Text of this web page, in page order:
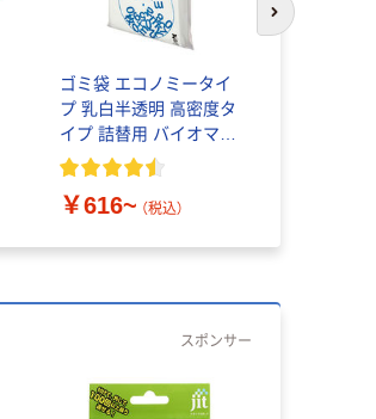
ゴミ袋 エコノミータイ
プ 乳白半透明 高密度タ
イプ 詰替用 バイオマス
素材10％配合
￥616~ （税込）
次のスライド
スポンサー